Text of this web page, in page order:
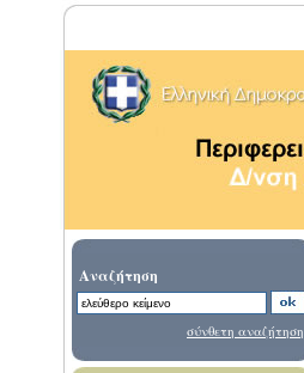
Αναζήτηση
σύνθετη αναζήτηση